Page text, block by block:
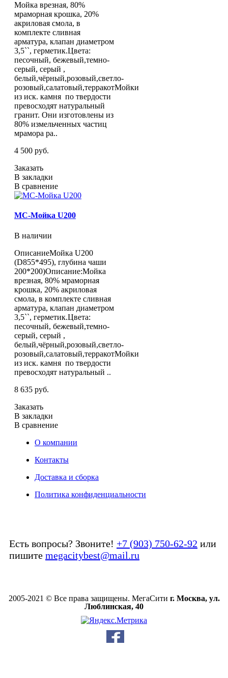
Мойка врезная, 80%
мраморная крошка, 20%
акриловая смола, в
комплекте сливная
арматура, клапан диаметром
3,5``, герметик.Цвета:
песочный, бежевый,темно-
серый, серый ,
белый,чёрный,розовый,светло-
розовый,салатовый,терракотМойки
из иск. камня по твердости
превосходят натуральный
гранит. Они изготовлены из
80% измельченных частиц
мрамора ра..
4 500 руб.
Заказать
В закладки
В сравнение
МС-Мойка U200
В наличии
ОписаниеМойка U200
(D855*495), глубина чаши
200*200)Описание:Мойка
врезная, 80% мраморная
крошка, 20% акриловая
смола, в комплекте сливная
арматура, клапан диаметром
3,5``, герметик.Цвета:
песочный, бежевый,темно-
серый, серый ,
белый,чёрный,розовый,светло-
розовый,салатовый,терракотМойки
из иск. камня по твердости
превосходят натуральный ..
8 635 руб.
Заказать
В закладки
В сравнение
О компании
Контакты
Доставка и сборка
Политика конфиденциальности
Есть вопросы? Звоните! +7 (903) 750-62-92 или
пишите megacitybest@mail.ru
2005-2021 © Все права защищены. МегаСити г. Москва, ул.
Люблинская, 40